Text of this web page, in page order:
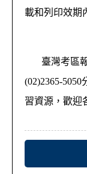
載和列印效期
臺灣考區報
(02)2365-5050
習資源，歡迎